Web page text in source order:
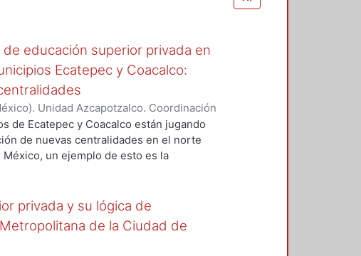
educación superior privada en
Ecatepec y Coacalco:
Unidad Azcapotzalco. Coordinación
Bautista, Jaqueline
de Ecatepec y Coacalco están jugando
de nuevas centralidades en el norte
un ejemplo de esto es la
educativo, sino también, reactivan
dan origen a un vínculo a través del
y se transforma.
privada y su lógica de
de la Ciudad de